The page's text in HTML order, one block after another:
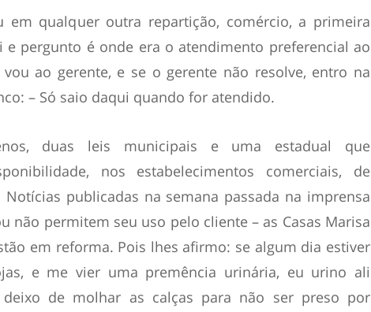
em qualquer outra repartição, comércio, a primeira
e pergunto é onde era o atendimento preferencial ao
ao gerente, e se o gerente não resolve, entro na
– Só saio daqui quando for atendido.
duas leis municipais e uma estadual que
nos estabelecimentos comerciais, de
publicadas na semana passada na imprensa
não permitem seu uso pelo cliente – as Casas Marisa
em reforma. Pois lhes afirmo: se algum dia estiver
e me vier uma premência urinária, eu urino ali
de molhar as calças para não ser preso por